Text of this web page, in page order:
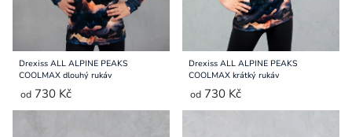
Drexiss ALL ALPINE PEAKS
COOLMAX dlouhý rukáv
od 730 Kč
Drexiss ALL ALPINE PEAKS
COOLMAX krátký rukáv
od 730 Kč